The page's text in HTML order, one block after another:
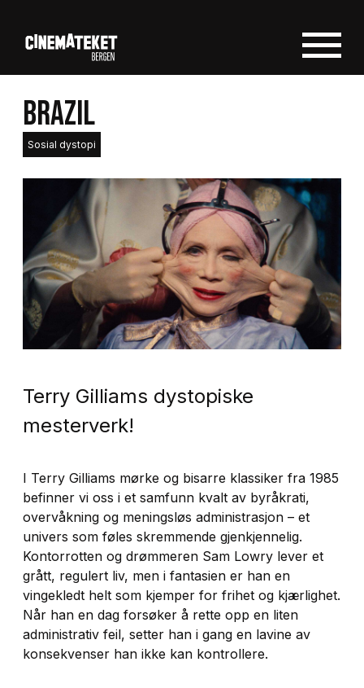
BRAZIL
Sosial dystopi
Terry Gilliams dystopiske
mesterverk!
I Terry Gilliams mørke og bisarre klassiker fra 1985
befinner vi oss i et samfunn kvalt av byråkrati,
overvåkning og meningsløs administrasjon – et
univers som føles skremmende gjenkjennelig.
Kontorrotten og drømmeren Sam Lowry lever et
grått, regulert liv, men i fantasien er han en
vingekledt helt som kjemper for frihet og kjærlighet.
Når han en dag forsøker å rette opp en liten
administrativ feil, setter han i gang en lavine av
konsekvenser han ikke kan kontrollere.